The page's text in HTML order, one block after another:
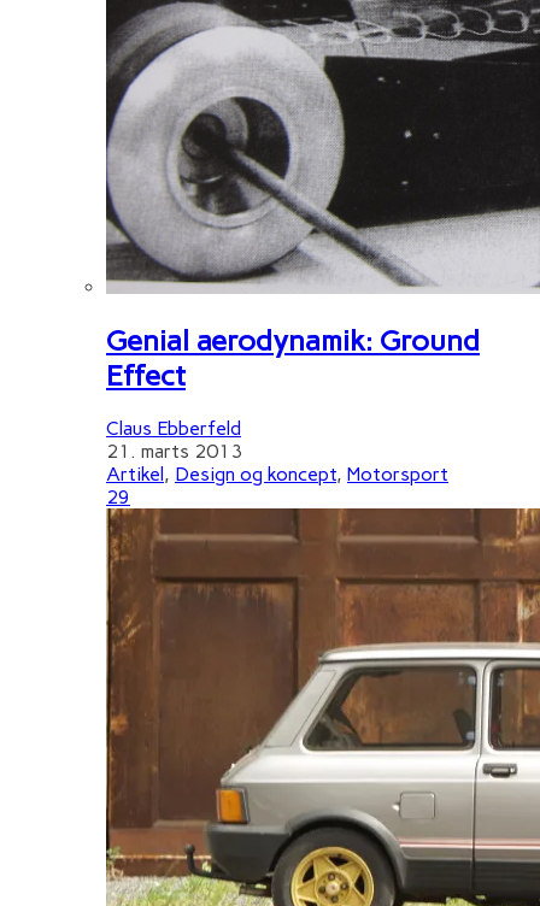
Genial aerodynamik: Ground
Effect
Claus Ebberfeld
21. marts 2013
Artikel, Design og koncept, Motorsport
29